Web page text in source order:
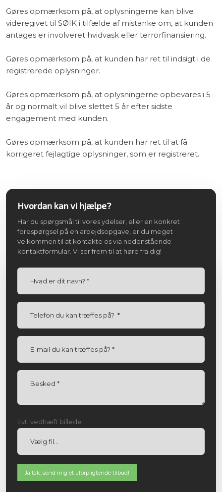
Gøres opmærksom på, at oplysningerne kan blive
videregivet til SØIK i tilfælde af mistanke om, at kunden
antages er involveret hvidvask eller terrorfinansiering.
Gøres opmærksom på, at kunden har ret til indsigt i de
registrerede oplysninger.
Gøres opmærksom på, at oplysningerne opbevares i 5
år og normalt vil blive slettet 5 år efter sidste
engagement med kunden.
Gøres opmærksom på, at kunden har ret til at få
korrigeret fejlagtige oplysninger, som er registreret.​​
Hvordan kan vi hjælpe?
Har du spørgsmål til vores ydelser, eller en konkret
forespørgsel på en arbejdsopgave, er du meget
velkommen til at kontakte os via nedenstående
kontaktformular. Vi ser frem til at høre fra dig!
Evt. vedhæft billede